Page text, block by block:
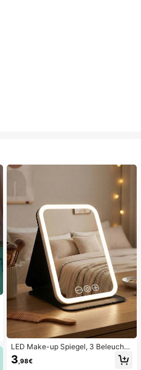
LED Make-up Spiegel, 3 Beleuchtu
ngsmodi, einstellbare Helligkeit, tra
gbares faltbares Design, geeignet f
3 ,98€